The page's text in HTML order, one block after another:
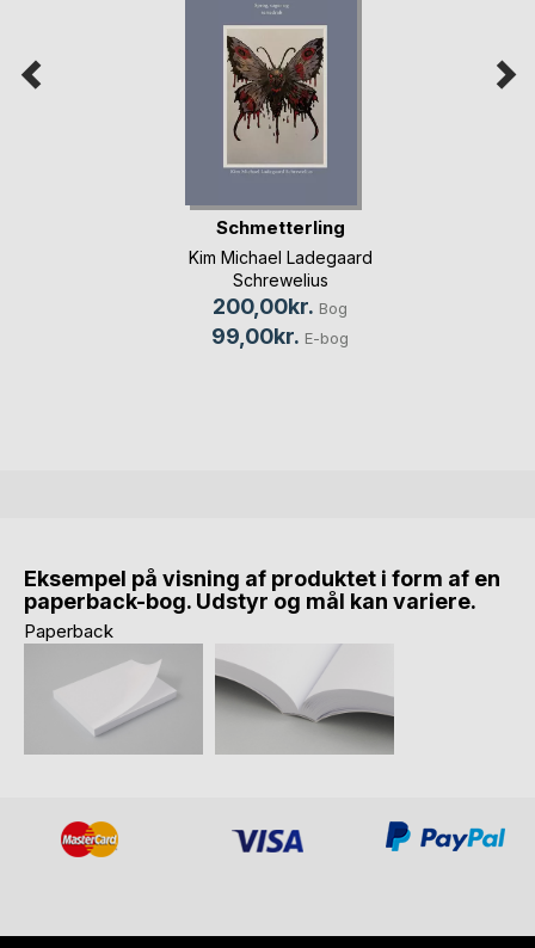
Schmetterling
Kim Michael Ladegaard
Schrewelius
200,00kr. Bog
99,00kr. E-bog
Eksempel på visning af produktet i form af en
paperback-bog. Udstyr og mål kan variere.
Paperback